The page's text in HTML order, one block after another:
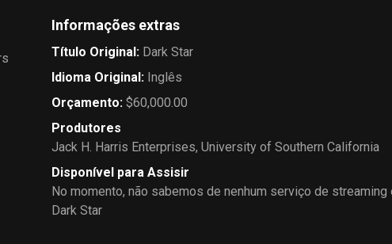
Informações extras
Título Original: Dark Star
Idioma Original: Inglês
Orçamento: $60,000.00
Produtores
Jack H. Harris Enterprises, University of Southern California
Disponível para Assisir
No momento, não sabemos de nenhum serviço de
Dark Star